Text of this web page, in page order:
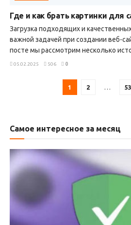
Где и как брать картинки для
Загрузка подходящих и
важной задачей при создании веб-
посте мы рассмотрим несколько
05.02.2025 506 0
1 2 53
Самое интересное за месяц